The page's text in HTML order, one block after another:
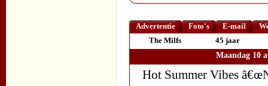
Advertentie Foto's E-mail
The Milfs
45 jaar
Maandag 10
Hot Summer Vibes